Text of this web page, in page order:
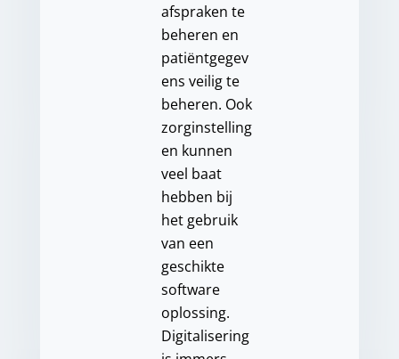
afspraken te
beheren en
patiëntgegev
ens veilig te
beheren. Ook
zorginstelling
en kunnen
veel baat
hebben bij
het gebruik
van een
geschikte
software
oplossing.
Digitalisering